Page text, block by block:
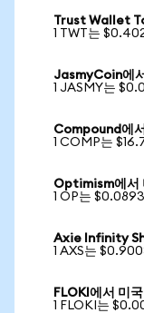
Trust Wallet
1 TWT는
JasmyCoin에
1 JASMY는
Compound에
1 COMP는
Optimism에서
1 OP는
Axie Infinity
1 AXS는
FLOKI에서 미국
1 FLOKI는